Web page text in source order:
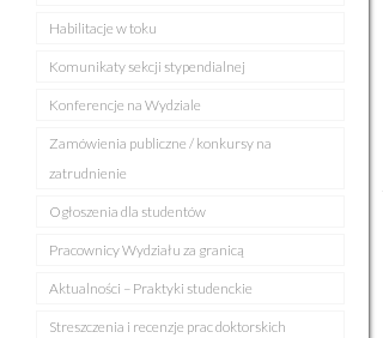
Habilitacje w toku
Komunikaty sekcji stypendialnej
Konferencje na Wydziale
Zamówienia publiczne / konkursy na
zatrudnienie
Ogłoszenia dla studentów
Pracownicy Wydziału za granicą
Aktualności – Praktyki studenckie
Streszczenia i recenzje prac doktorskich